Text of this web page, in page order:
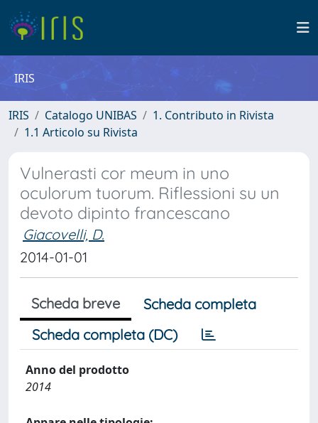
IRIS
IRIS Catalogo UNIBAS
1. Contributo in Rivista
1.1 Articolo su Rivista
Vulnerasti cor meum in uno
oculorum tuorum. Riflessioni su un
devoto dipinto francescano
Giacovelli, D.
2014-01-01
Scheda breve
Scheda completa
Scheda completa (DC)
Anno del prodotto
2014